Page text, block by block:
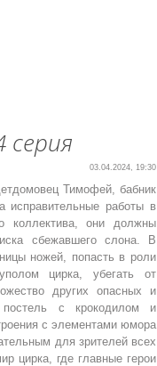
серия
03.04.2024, 19:30
Тимофей, бабник
исправительные работы в
коллектива, они должны
сбежавшего слона. В
ножей, попасть в роли
цирка, убегать от
других опасных и
постель с крокодилом и
с элементами юмора
для зрителей всех
цирка, где главные герои